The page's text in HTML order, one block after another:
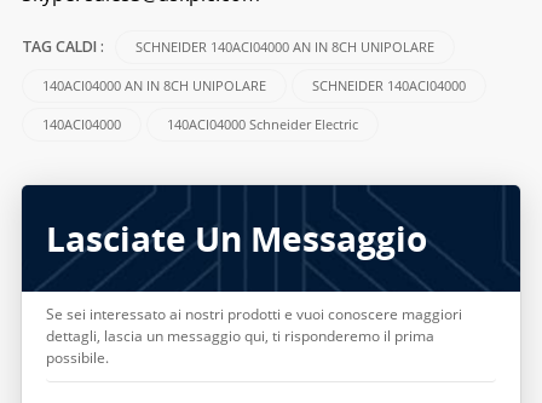
TAG CALDI : SCHNEIDER 140ACI04000 AN IN 8CH UNIPOLARE
140ACI04000 AN IN 8CH UNIPOLARE SCHNEIDER 140ACI04000
140ACI04000 140ACI04000 Schneider Electric
Lasciate Un Messaggio
Se sei interessato ai nostri prodotti e vuoi conoscere maggiori
dettagli, lascia un messaggio qui, ti risponderemo il prima
possibile.